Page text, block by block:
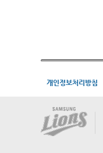
개인정보처리방침